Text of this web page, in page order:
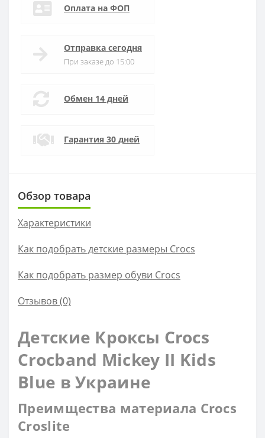
Оплата на ФОП
Отправка сегодня
При заказе до 15:00
Обмен 14 дней
Гарантия 30 дней
Обзор товара
Характеристики
Как подобрать детские размеры Crocs
Как подобрать размер обуви Crocs
Отзывов (0)
Детские Кроксы Crocs
Crocband Mickey ІI Kids
Blue в Украине
Преимщества материала Crocs
Croslite